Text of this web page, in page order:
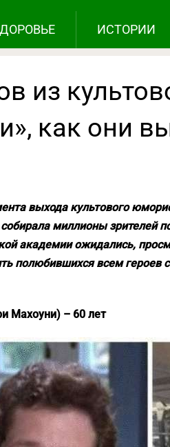
ИСТОРИИ
из
как они
выхода культового
миллионы зрителей
академии ожидались,
полюбившихся всем героев
Махоуни) – 60 лет